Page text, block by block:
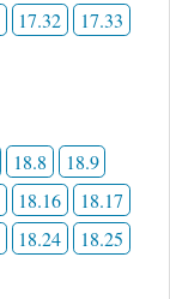
17.32
17.33
18.8
18.9
18.16
18.17
18.24
18.25